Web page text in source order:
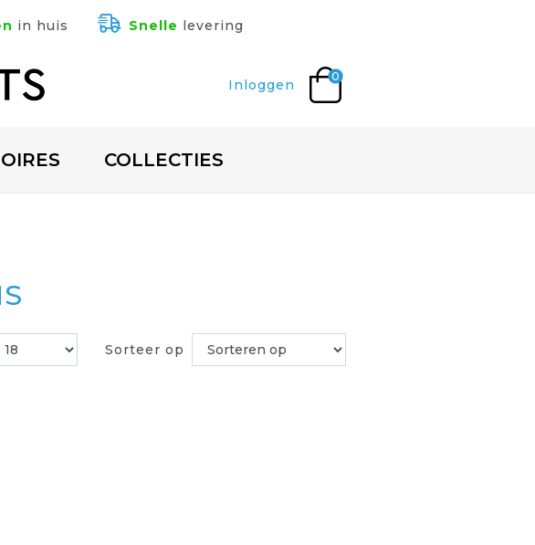
in huis Snelle levering
Inloggen
0
COLLECTIES
Sorteer op